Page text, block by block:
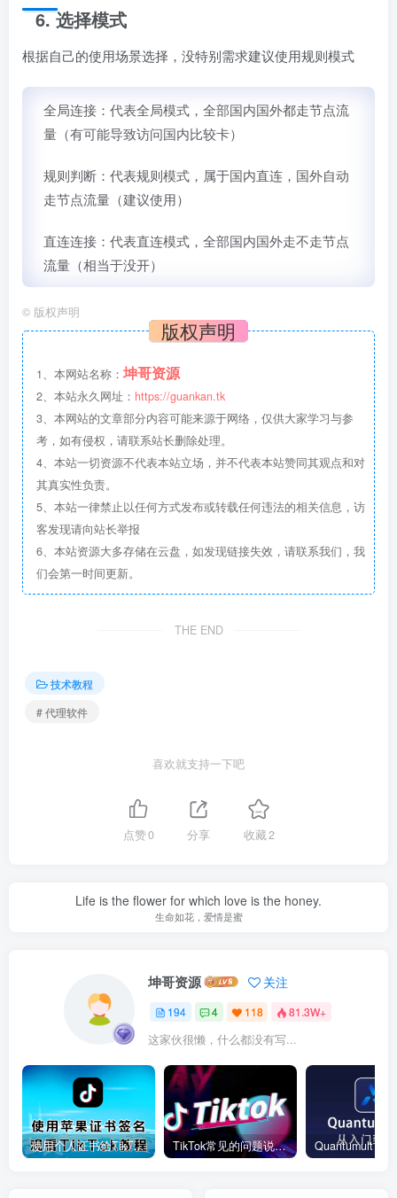
6. 选择模式
根据自己的使用场景选择，没特别需求建议使用规则模式
全局连接：代表全局模式，全部国内国外都走节点流
量（有可能导致访问国内比较卡）
规则判断：代表规则模式，属于国内直连，国外自动
走节点流量（建议使用）
直连连接：代表直连模式，全部国内国外走不走节点
流量（相当于没开）
© 版权声明
版权声明
1、本网站名称： 坤哥资源
2、本站永久网址： https://guankan.tk
3、本网站的文章部分内容可能来源于网络，仅供大家学习与参
考，如有侵权，请联系站长删除处理。
4、本站一切资源不代表本站立场，并不代表本站赞同其观点和对
其真实性负责。
5、本站一律禁止以任何方式发布或转载任何违法的相关信息，访
客发现请向站长举报
6、本站资源大多存储在云盘，如发现链接失效，请联系我们，我
们会第一时间更新。
THE END
技术教程
# 代理软件
喜欢就支持一下吧
点赞0 分享 收藏2
Life is the flower for which love is the honey.
生命如花，爱情是蜜
坤哥资源 关注
194 4 118 81.3W+
这家伙很懒，什么都没有写...
使用个人证书给TikTok签名安装(视频) TikTok常见的问题说明和解决方法